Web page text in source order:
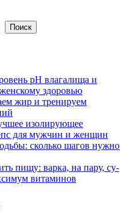
Поиск
pH влагалища и
здоровью
жир и тренируем
изолирующее
для мужчин и женщин
сколько шагов нужно
пищу: варка, на пару, су-
витаминов